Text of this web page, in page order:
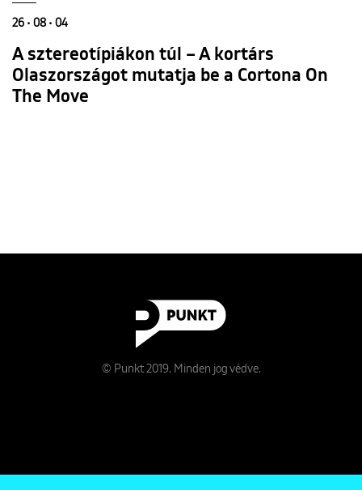
26 • 08 • 04
A sztereotípiákon túl – A kortárs
Olaszországot mutatja be a Cortona On
The Move
© Punkt 2019. Minden jog védve.